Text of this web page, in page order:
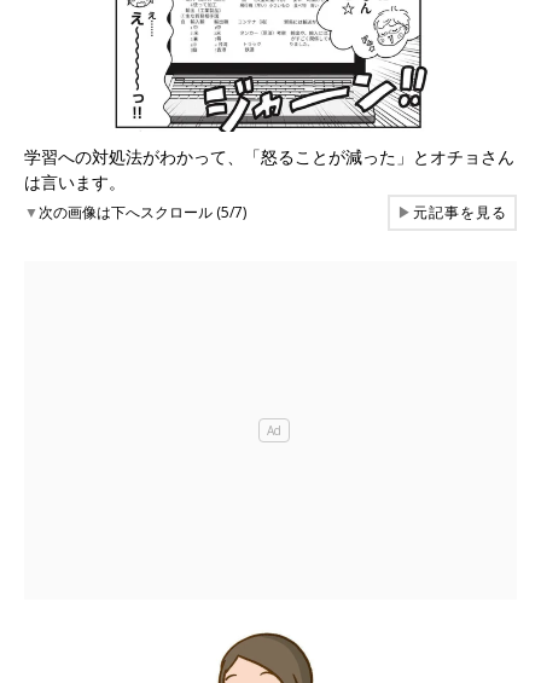
学習への対処法がわかって、「怒ることが減った」とオチョさん
は言います。
▼次の画像は下へスクロール (5/7) ▶元記事を見る